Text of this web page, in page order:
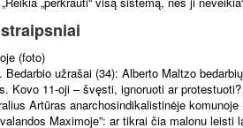
(foto)
užrašai (34): Alberto Maltzo
Kovo 11-oji – švęsti, ignoruoti ar protestuoti?
Artūras anarchosindikalistinėje komunoje
Maximoje”: ar tikrai čia malonu leisti